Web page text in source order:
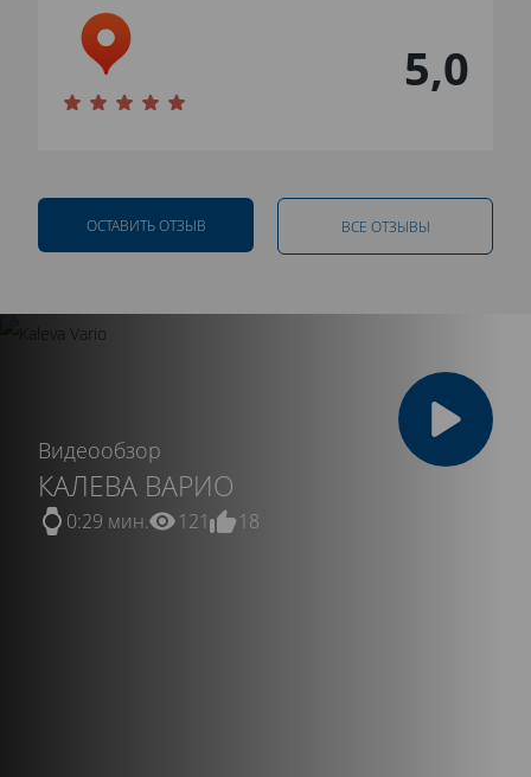
5,0
ОСТАВИТЬ ОТЗЫВ ВСЕ ОТЗЫВЫ
Видеообзор
КАЛЕВА ВАРИО
0:29 мин. 121 18